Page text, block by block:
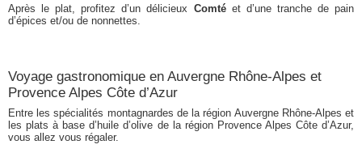
Après le plat, profitez d’un délicieux Comtéet d’une tranche de pain
d’épices et/ou de nonnettes.
Voyage gastronomique en Auvergne Rhône-Alpes et
Provence Alpes Côte d’Azur
Entre les spécialités montagnardes de la région Auvergne Rhône-Alpes et
les plats à base d’huile d’olive de la région Provence Alpes Côte d’Azur,
vous allez vous régaler.